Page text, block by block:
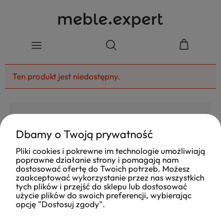
Ten produkt jest niedostępny.
4.8
Ocena
Na podstawie
177opinii z całego okresu
Jak zbieramy opinie?
Dbamy o Twoją prywatność
Pliki cookies i pokrewne im technologie umożliwiają
poprawne działanie strony i pomagają nam
dostosować ofertę do Twoich potrzeb. Możesz
zaakceptować wykorzystanie przez nas wszystkich
tych plików i przejść do sklepu lub dostosować
użycie plików do swoich preferencji, wybierając
opcję "Dostosuj zgody".